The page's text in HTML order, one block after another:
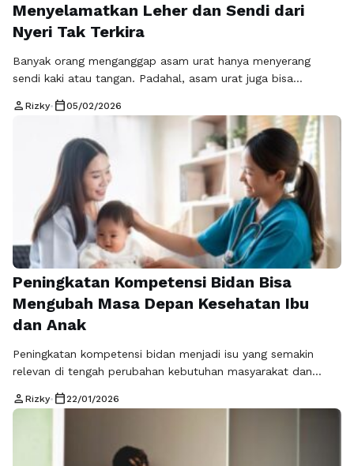
Menyelamatkan Leher dan Sendi dari
Nyeri Tak Terkira
Banyak orang menganggap asam urat hanya menyerang
sendi kaki atau tangan. Padahal, asam urat juga bisa
satu kunci untuk mencegah serangan nyeri yang tiba-tiba
adalah memahami pola makan asam urat yang benar.
Dengan pengaturan makanan yang tepat, gejala asam urat
bisa dikontrol lebih baik dan risiko komplikasi …
Baca
Selengkapnya
person Rizky• calendar_today05/02/2026
Peningkatan Kompetensi Bidan Bisa
Mengubah Masa Depan Kesehatan Ibu
dan Anak
Peningkatan kompetensi bidan menjadi isu yang semakin
relevan di tengah perubahan kebutuhan masyarakat dan
tidak lagi hanya dipandang sebagai tenaga pendamping
ibu dan anak secara berkelanjutan. Dalam konteks ini,
person Rizky• calendar_today 22/01/2026